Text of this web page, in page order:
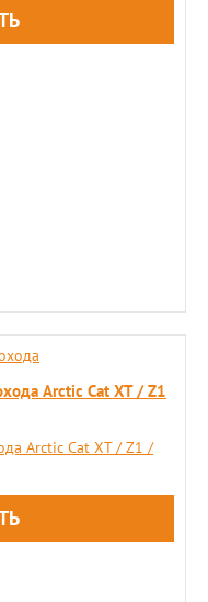
Arctic Cat XT / Z1
Arctic Cat XT / Z1 /